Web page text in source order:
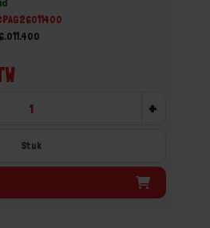
+
Stuk